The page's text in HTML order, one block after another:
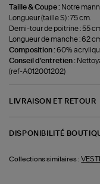
Taille & Coupe : Notre
Longueur (taille S) : 75 cm.
Demi-tour de poitrine : 55
Longueur de manche : 62
Composition :60%
Conseil d'entretien :
(ref-A012001202)
LIVRAISON ET RETOUR
DISPONIBILITÉ
Collections similaires :